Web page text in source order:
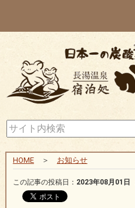
HOME＞ お知らせ
この記事の投稿日： 2023年08月01日